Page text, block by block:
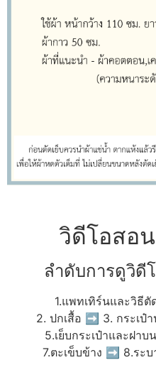
วิดีโอสอ
ลำดับการดูวิดี
1.แพทเทิร์นและวิธี
2. ปกเสื้อ ➡ 3. กระเป๋
5.เย็บกระเป๋าและฝ
7.ตะเข็บข้าง ➡ 8.ระ